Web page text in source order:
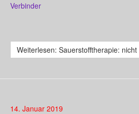
Verbinder
Weiterlesen: Sauerstofftherapie:
14. Januar 2019